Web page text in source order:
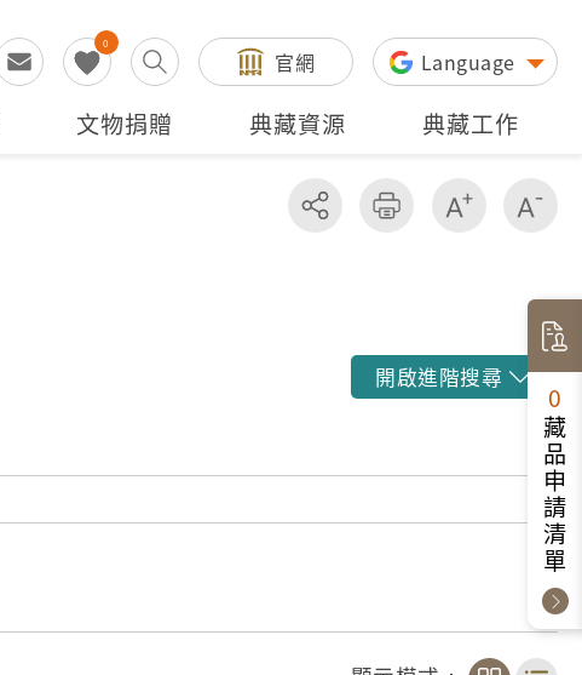
0
官網 Language
文物捐贈 典藏資源 典藏工作
分享 友善列印 增加字級
開啟進階搜尋
0
藏品申請清單